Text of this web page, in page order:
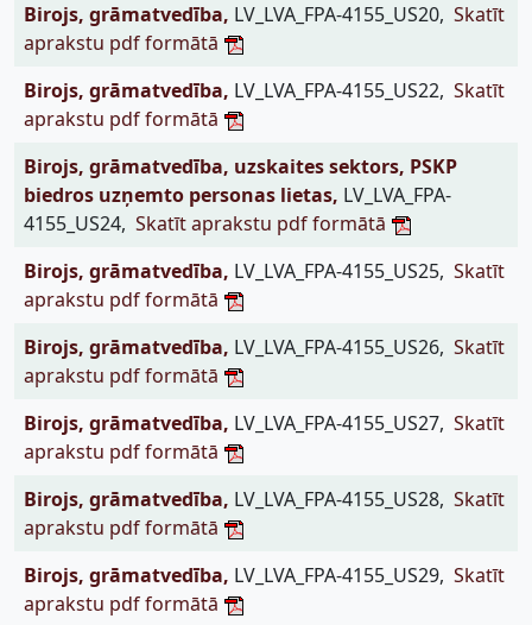
Birojs, grāmatvedība, LV_LVA_FPA-4155_US20, Skatīt
aprakstu pdf formātā
Birojs, grāmatvedība, LV_LVA_FPA-4155_US22, Skatīt
aprakstu pdf formātā
Birojs, grāmatvedība, uzskaites sektors, PSKP
biedros uzņemto personas lietas, LV_LVA_FPA-
4155_US24, Skatīt aprakstu pdf formātā
Birojs, grāmatvedība, LV_LVA_FPA-4155_US25, Skatīt
aprakstu pdf formātā
Birojs, grāmatvedība, LV_LVA_FPA-4155_US26, Skatīt
aprakstu pdf formātā
Birojs, grāmatvedība, LV_LVA_FPA-4155_US27, Skatīt
aprakstu pdf formātā
Birojs, grāmatvedība, LV_LVA_FPA-4155_US28, Skatīt
aprakstu pdf formātā
Birojs, grāmatvedība, LV_LVA_FPA-4155_US29, Skatīt
aprakstu pdf formātā